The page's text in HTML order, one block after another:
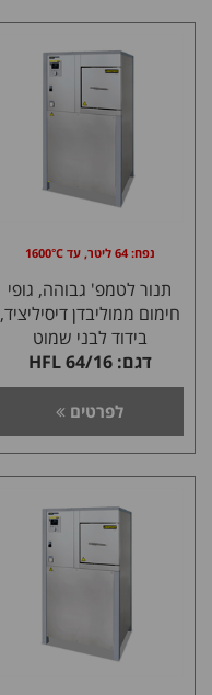
נפח: 64 ליטר, עד 1600°C
תנור לטמפ' גבוהה, גופי
חימום ממוליבדן דיסיליציד,
בידוד לבני שמוט
דגם: HFL 64/16
לפרטים